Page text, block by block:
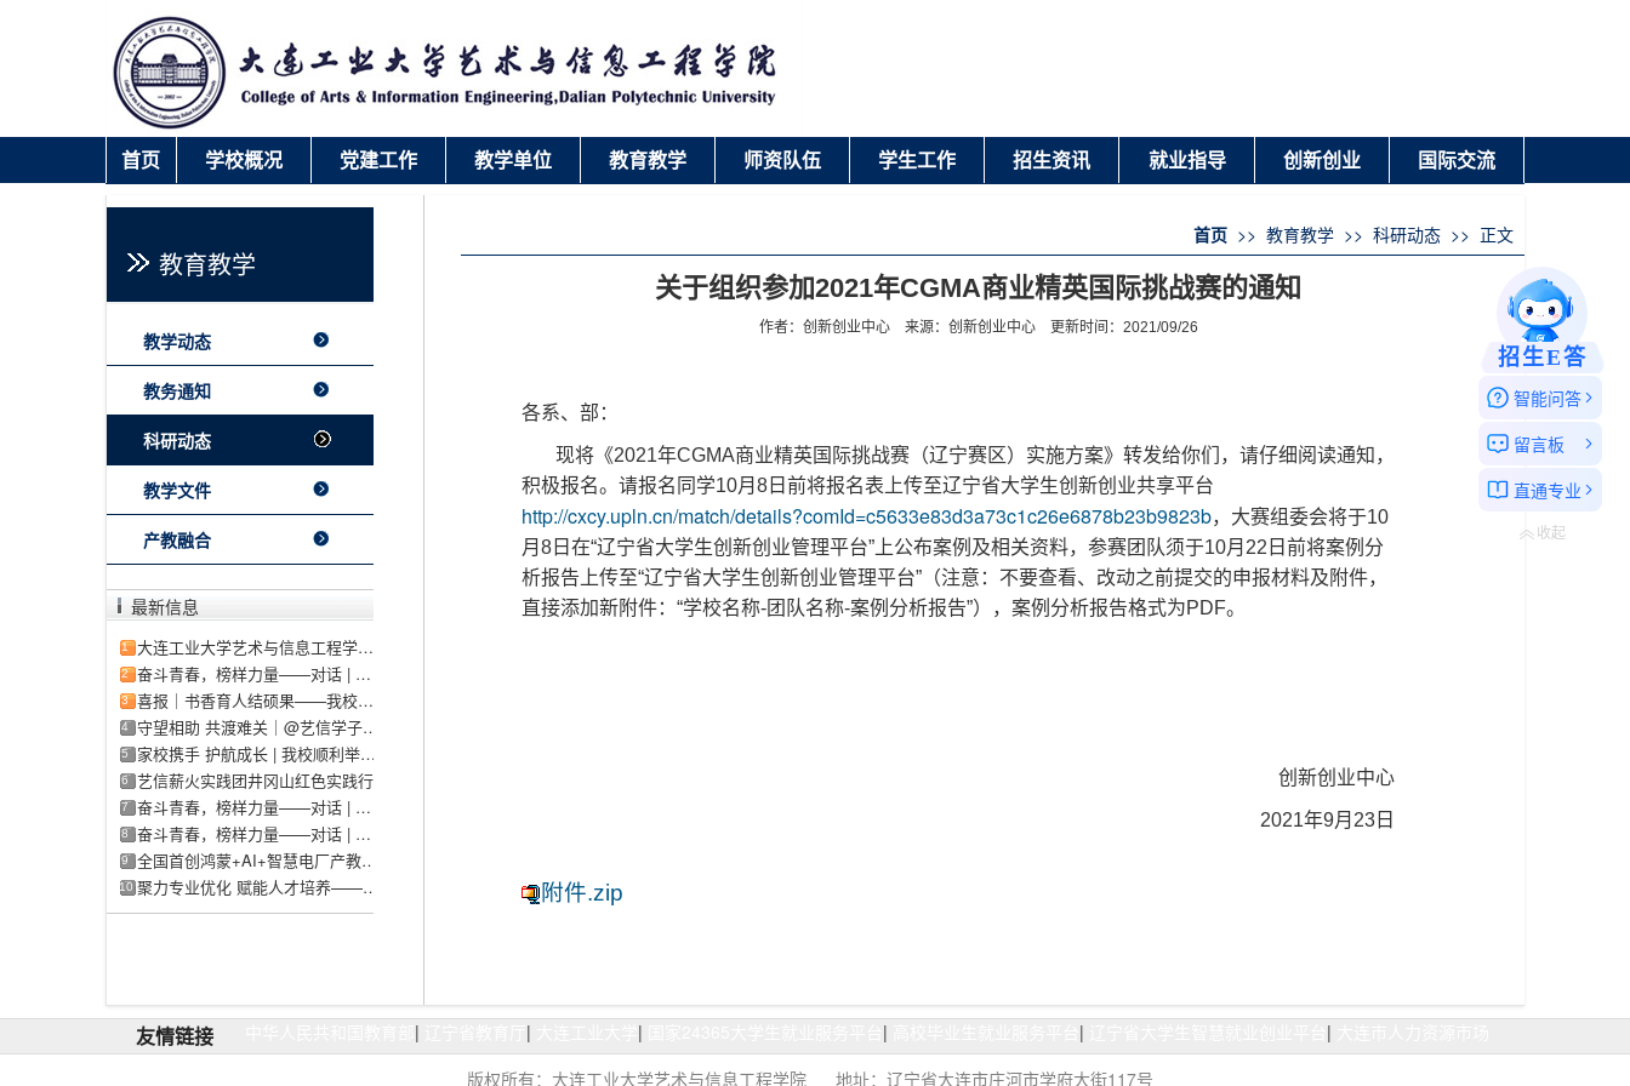
首页 学校概况 党建工作 教学单位 教育教学 师资队伍 学生工作 招生资讯 就业指导 创新创业
国际交流
快速链接
录取查询
教育教学
教学动态
教务通知
科研动态
教学文件
产教融合
最新信息
1 大连工业大学艺术与信息工程学院2026年招生章程
2 奋斗青春，榜样力量——对话 | 优秀团干部（三）
3 喜报｜书香育人结硕果——我校图书馆上半年多项省级赛事斩获佳绩！
4 守望相助 共渡难关｜@艺信学子，学校开展灾区学生临时困难补助专项资助工作
5 家校携手 护航成长 | 我校顺利举行2026年暑假家访工作启动仪式
6 艺信薪火实践团井冈山红色实践行
7 奋斗青春，榜样力量——对话 | 优秀团干部（一）
8 奋斗青春，榜样力量——对话 | 优秀团干部（二）
9 全国首创鸿蒙+AI+智慧电厂产教融合平台落地大连工业大学艺术与信息工程学院
10 聚力专业优化 赋能人才培养——我校顺利召开2026年新专业申报论证会
首页 >> 教育教学 >> 科研动态 >> 正文
关于组织参加2021年CGMA商业精英国际挑战赛的通知
作者：创新创业中心 来源：创新创业中心 更新时间：2021/09/26
各系、部：
现将《2021年CGMA商业精英国际挑战赛（辽宁赛区）实施方案》转发给你们，请仔细阅读通知，
积极报名。请报名同学10月8日前将报名表上传至辽宁省大学生创新创业共享平台
http://cxcy.upln.cn/match/details?comId=c5633e83d3a73c1c26e6878b23b9823b， 大赛组委会将于10
月8日在“辽宁省大学生创新创业管理平台”上公布案例及相关资料，参赛团队须于10月22日前将案例分
析报告上传至“辽宁省大学生创新创业管理平台”（注意：不要查看、改动之前提交的申报材料及附件，
直接添加新附件：“学校名称-团队名称-案例分析报告”），案例分析报告格式为PDF。
创新创业中心
2021年9月23日
附件.zip
友情链接 | | | | | |
版权所有：大连工业大学艺术与信息工程学院 地址：辽宁省大连市庄河市学府大街117号
招生E答
智能问答
留言板
直通专业
收起